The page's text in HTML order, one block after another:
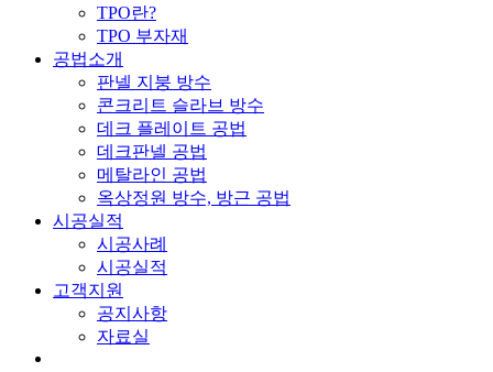
TPO란?
TPO 부자재
공법소개
판넬 지붕 방수
콘크리트 슬라브 방수
데크 플레이트 공법
데크판넬 공법
메탈라인 공법
옥상정원 방수, 방근 공법
시공실적
시공사례
시공실적
고객지원
공지사항
자료실